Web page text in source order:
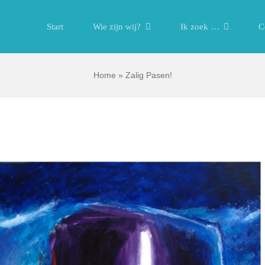
Start Wie zijn wij? Ik zoek …
Home » Zalig Pasen!